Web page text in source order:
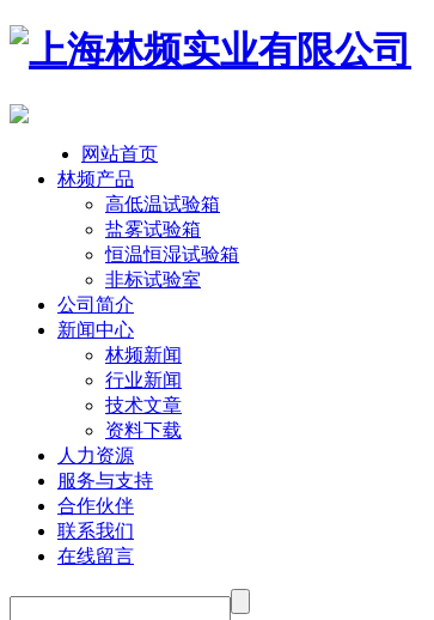
网站首页
林频产品
高低温试验箱
盐雾试验箱
恒温恒湿试验箱
非标试验室
公司简介
新闻中心
林频新闻
行业新闻
技术文章
资料下载
人力资源
服务与支持
合作伙伴
联系我们
在线留言